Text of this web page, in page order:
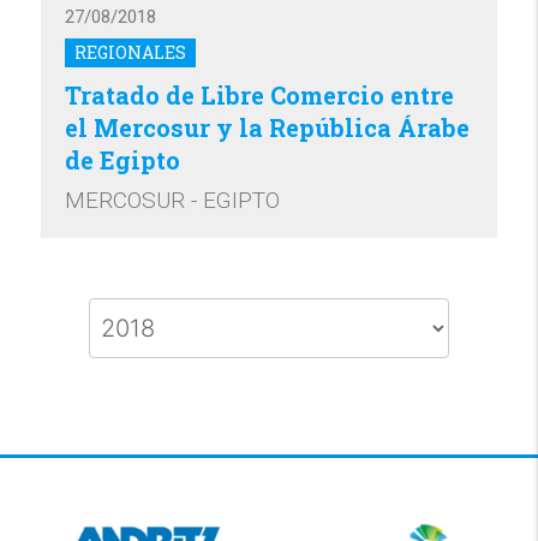
REGIONALES
27/08/2018
Tratado de Libre Comercio entre
el Mercosur y la República Árabe
de Egipto
MERCOSUR - EGIPTO